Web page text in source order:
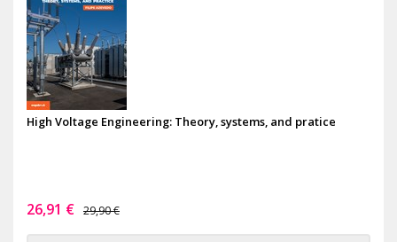
High Voltage Engineering: Theory, systems, and pratice
26,91 € 29,90 €